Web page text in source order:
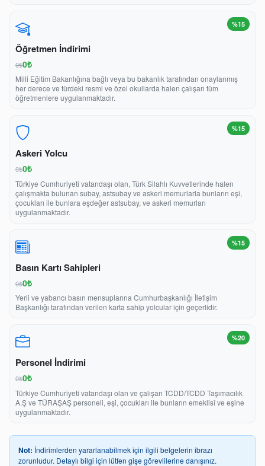
%15
Öğretmen İndirimi
0₺0₺
Milli Eğitim Bakanlığına bağlı veya bu bakanlık tarafından onaylanmış
her derece ve türdeki resmi ve özel okullarda halen çalışan tüm
öğretmenlere uygulanmaktadır.
%15
Askeri Yolcu
0₺0₺
Türkiye Cumhuriyeti vatandaşı olan, Türk Silahlı Kuvvetlerinde halen
çalışmakta bulunan subay, astsubay ve askeri memurlarla bunların eşi,
çocukları ile bunlara eşdeğer astsubay, ve askeri memurları
uygulanmaktadır.
%15
Basın Kartı Sahipleri
0₺0₺
Yerli ve yabancı basın mensuplarına Cumhurbaşkanlığı İletişim
Başkanlığı tarafından verilen karta sahip yolcular için geçerlidir.
%20
Personel İndirimi
0₺0₺
Türkiye Cumhuriyeti vatandaşı olan ve çalışan TCDD/TCDD Taşımacılık
A.Ş ve TÜRAŞAŞ personeli, eşi, çocukları ile bunların emeklisî ve eşine
uygulanmaktadır.
Not: İndirimlerden yararlanabilmek için ilgili belgelerin ibrazı
zorunludur. Detaylı bilgi için lütfen gişe görevlilerine danışınız.